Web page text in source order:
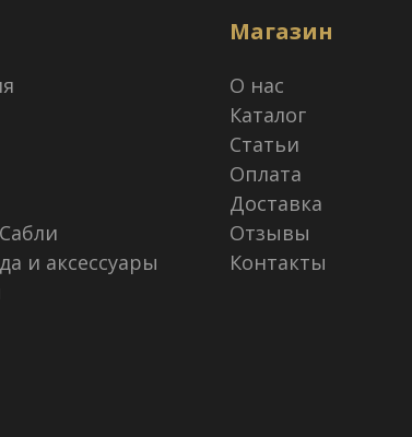
и аксессуары
Магазин
О нас
Каталог
Статьи
Оплата
Доставка
Отзывы
Контакты